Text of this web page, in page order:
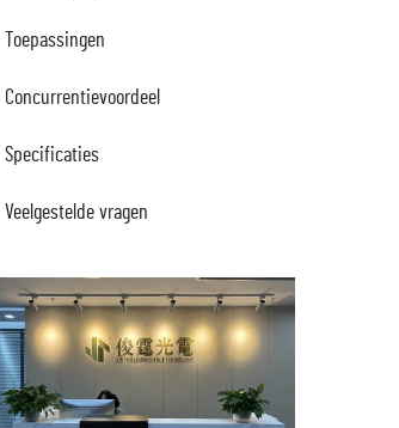
Toepassingen
Concurrentievoordeel
Specificaties
Veelgestelde vragen